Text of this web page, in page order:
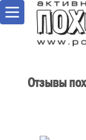
Отзывы